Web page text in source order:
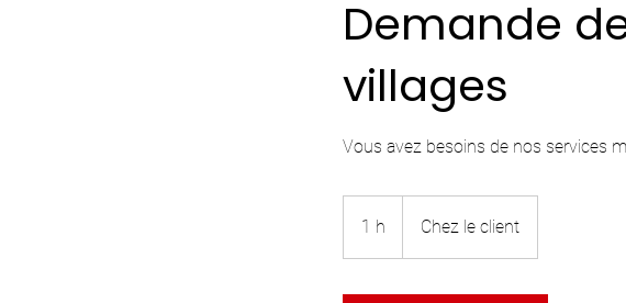
Demande
villages
Vous avez besoins de nos services
1 h Chez le client